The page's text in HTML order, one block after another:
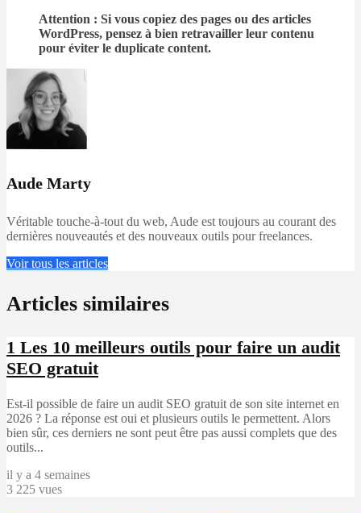
Attention : Si vous copiez des pages ou des articles
WordPress, pensez à bien retravailler leur contenu
pour éviter le duplicate content.
Aude Marty
Véritable touche-à-tout du web, Aude est toujours au courant des
dernières nouveautés et des nouveaux outils pour freelances.
Voir tous les articles
Articles similaires
1 Les 10 meilleurs outils pour faire un audit
SEO gratuit
Est-il possible de faire un audit SEO gratuit de son site internet en
2026 ? La réponse est oui et plusieurs outils le permettent. Alors
bien sûr, ces derniers ne sont peut être pas aussi complets que des
outils...
il y a 4 semaines
3 225 vues